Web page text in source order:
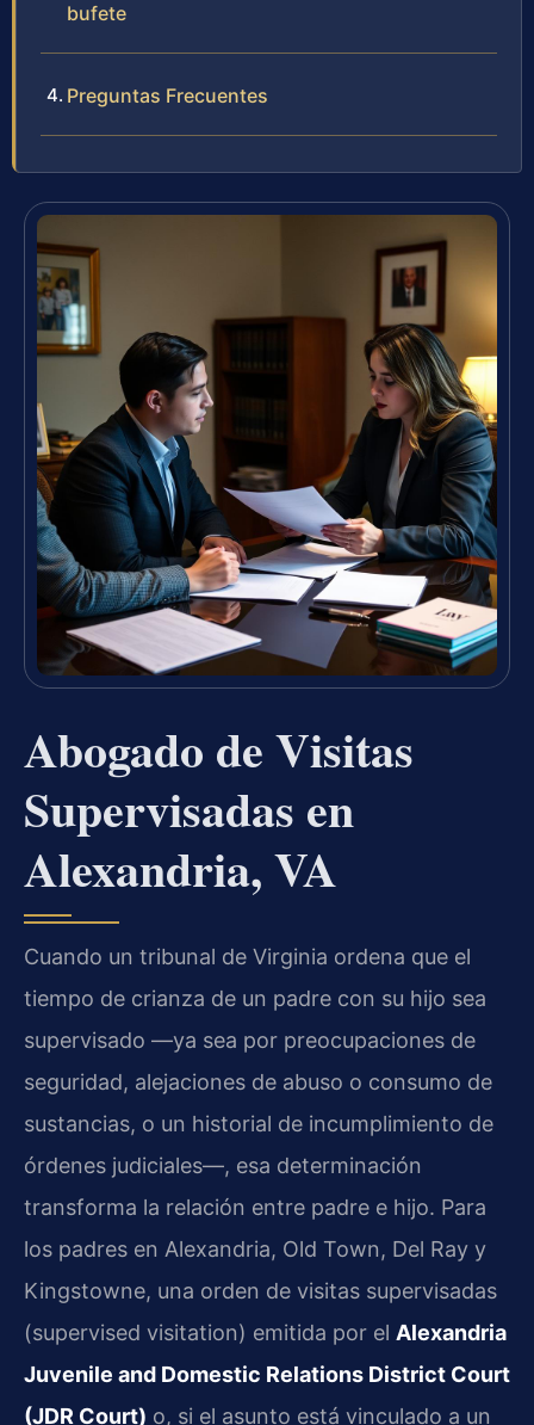
bufete
Preguntas Frecuentes
Abogado de Visitas
Supervisadas en
Alexandria, VA
Cuando un tribunal de Virginia ordena que el
tiempo de crianza de un padre con su hijo sea
supervisado —ya sea por preocupaciones de
seguridad, alejaciones de abuso o consumo de
sustancias, o un historial de incumplimiento de
órdenes judiciales—, esa determinación
transforma la relación entre padre e hijo. Para
los padres en Alexandria, Old Town, Del Ray y
Kingstowne, una orden de visitas supervisadas
(supervised visitation) emitida por el Alexandria
Juvenile and Domestic Relations District Court
(JDR Court) o, si el asunto está vinculado a un